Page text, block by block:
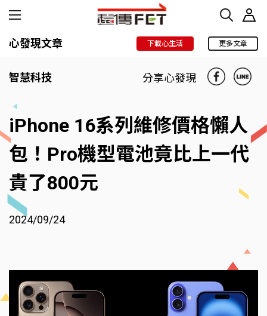
心發現文章 下載心生活 更多文章
智慧科技 分享心發現
iPhone 16系列維修價格懶人
包！Pro機型電池竟比上一代
貴了800元
2024/09/24